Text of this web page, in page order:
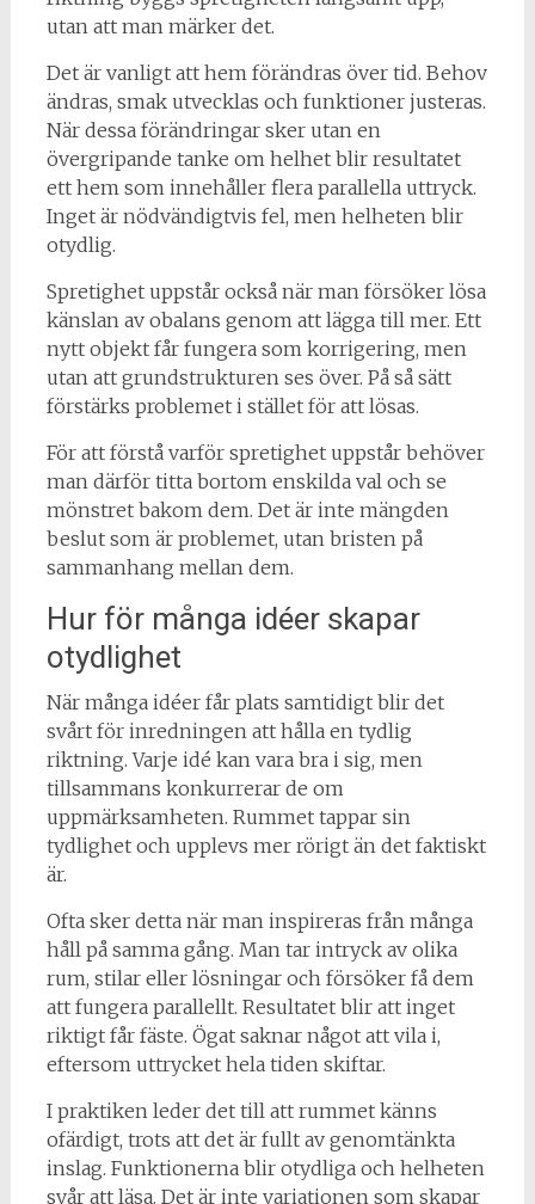
utan att man märker det.
Det är vanligt att hem förändras över tid. Behov
ändras, smak utvecklas och funktioner justeras.
När dessa förändringar sker utan en
övergripande tanke om helhet blir resultatet
ett hem som innehåller flera parallella uttryck.
Inget är nödvändigtvis fel, men helheten blir
otydlig.
Spretighet uppstår också när man försöker lösa
känslan av obalans genom att lägga till mer. Ett
nytt objekt får fungera som korrigering, men
utan att grundstrukturen ses över. På så sätt
förstärks problemet i stället för att lösas.
För att förstå varför spretighet uppstår behöver
man därför titta bortom enskilda val och se
mönstret bakom dem. Det är inte mängden
beslut som är problemet, utan bristen på
sammanhang mellan dem.
Hur för många idéer skapar
otydlighet
När många idéer får plats samtidigt blir det
svårt för inredningen att hålla en tydlig
riktning. Varje idé kan vara bra i sig, men
tillsammans konkurrerar de om
uppmärksamheten. Rummet tappar sin
tydlighet och upplevs mer rörigt än det faktiskt
är.
Ofta sker detta när man inspireras från många
håll på samma gång. Man tar intryck av olika
rum, stilar eller lösningar och försöker få dem
att fungera parallellt. Resultatet blir att inget
riktigt får fäste. Ögat saknar något att vila i,
eftersom uttrycket hela tiden skiftar.
I praktiken leder det till att rummet känns
ofärdigt, trots att det är fullt av genomtänkta
inslag. Funktionerna blir otydliga och helheten
svår att läsa. Det är inte variationen som skapar